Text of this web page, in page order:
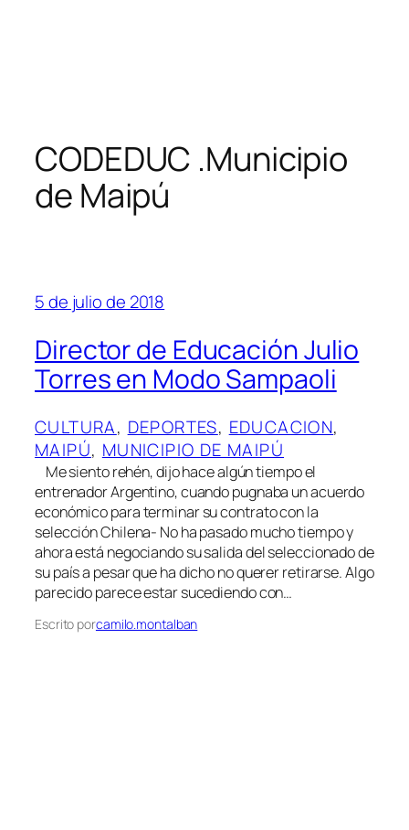
CODEDUC .Municipio
de Maipú
5 de julio de 2018
Director de Educación Julio
Torres en Modo Sampaoli
CULTURA, DEPORTES, EDUCACION
MAIPÚ, MUNICIPIO DE MAIPÚ
Me siento rehén, dijo hace algún tiempo el
entrenador Argentino, cuando pugnaba un acuerdo
económico para terminar su contrato con la
selección Chilena- No ha pasado mucho tiempo y
ahora está negociando su salida del seleccionado de
su país a pesar que ha dicho no querer retirarse. Algo
parecido parece estar sucediendo con…
Escrito porcamilo.montalban